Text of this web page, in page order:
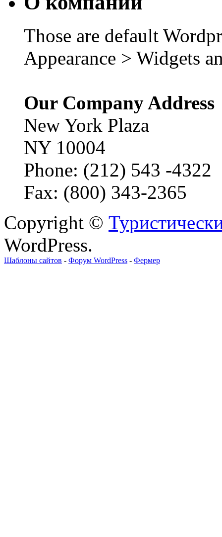
Those are default
Appearance > Widgets
Our Company Address
New York Plaza
NY 10004
Phone: (212) 543 -4322
Fax: (800) 343-2365
Copyright ©
WordPress.
Шаблоны сайтов - Форум WordPress - Фермер